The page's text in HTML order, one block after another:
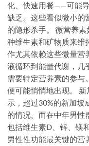
化、快速用餐——可能
缺乏。这些看似微小的
的隐形杀手。 微营养
种维生素和矿物质来维
作尤其依赖这些微量营
液循环到能量代谢，几
需要特定营养素的参与
便可能悄悄地出现。
示，超过30%的新加坡
的情况。而在中年男性
包括维生素D、锌、镁
男性性功能最关键的营